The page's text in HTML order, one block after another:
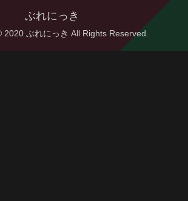
ぶれにっき
2020 ぶれにっき All Rights Reserved.